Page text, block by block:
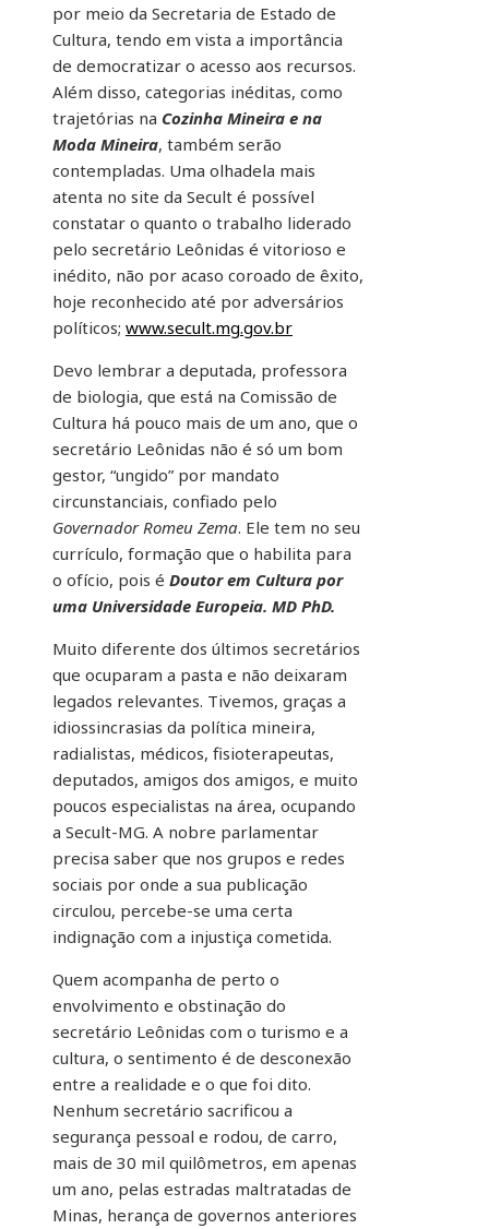
por meio da Secretaria de Estado de
Cultura, tendo em vista a importância
de democratizar o acesso aos recursos.
Além disso, categorias inéditas, como
trajetórias na Cozinha Mineira e na
Moda Mineira, também serão
contempladas. Uma olhadela mais
atenta no site da Secult é possível
constatar o quanto o trabalho liderado
pelo secretário Leônidas é vitorioso e
inédito, não por acaso coroado de êxito,
hoje reconhecido até por adversários
políticos; www.secult.mg.gov.br
Devo lembrar a deputada, professora
de biologia, que está na Comissão de
Cultura há pouco mais de um ano, que o
secretário Leônidas não é só um bom
gestor, “ungido” por mandato
circunstanciais, confiado pelo
Governador Romeu Zema. Ele tem no seu
currículo, formação que o habilita para
o ofício, pois é Doutor em Cultura por
uma Universidade Europeia. MD PhD.
Muito diferente dos últimos secretários
que ocuparam a pasta e não deixaram
legados relevantes. Tivemos, graças a
idiossincrasias da política mineira,
radialistas, médicos, fisioterapeutas,
deputados, amigos dos amigos, e muito
poucos especialistas na área, ocupando
a Secult-MG. A nobre parlamentar
precisa saber que nos grupos e redes
sociais por onde a sua publicação
circulou, percebe-se uma certa
indignação com a injustiça cometida.
Quem acompanha de perto o
envolvimento e obstinação do
secretário Leônidas com o turismo e a
cultura, o sentimento é de desconexão
entre a realidade e o que foi dito.
Nenhum secretário sacrificou a
segurança pessoal e rodou, de carro,
mais de 30 mil quilômetros, em apenas
um ano, pelas estradas maltratadas de
Minas, herança de governos anteriores